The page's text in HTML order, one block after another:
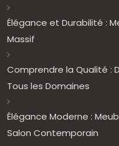
Élégance et Durabilité :
Massif
Comprendre la Qualité :
Tous les Domaines
Élégance Moderne :
Salon Contemporain